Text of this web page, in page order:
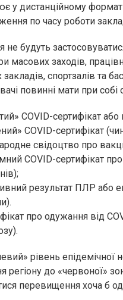
у дистанційному
по часу роботи
будуть
масових заходів,
закладів, спортзалів та
повинні мати при собі
COVID-сертифікат
COVID-сертифікат
свідоцтво про
COVID-сертифікат
результат ПЛР або
про одужання від
рівень епідемічної
регіону до «червоної»
перевищення хоча б